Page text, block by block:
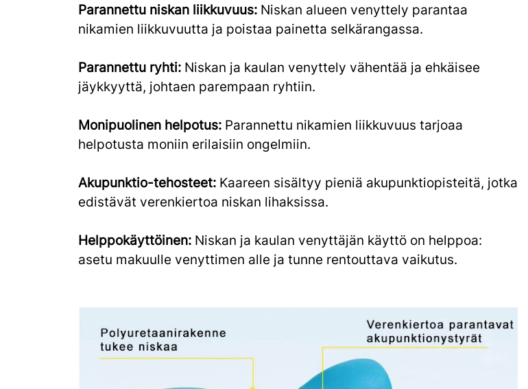
Parannettu niskan liikkuvuus: Niskan alueen venyttely parantaa
nikamien liikkuvuutta ja poistaa painetta selkärangassa.
Parannettu ryhti: Niskan ja kaulan venyttely vähentää ja ehkäisee
jäykkyyttä, johtaen parempaan ryhtiin.
Monipuolinen helpotus: Parannettu nikamien liikkuvuus tarjoaa
helpotusta moniin erilaisiin ongelmiin.
Akupunktio-tehosteet: Kaareen sisältyy pieniä akupunktiopisteitä, jotka
edistävät verenkiertoa niskan lihaksissa.
Helppokäyttöinen: Niskan ja kaulan venyttäjän käyttö on helppoa:
asetu makuulle venyttimen alle ja tunne rentouttava vaikutus.